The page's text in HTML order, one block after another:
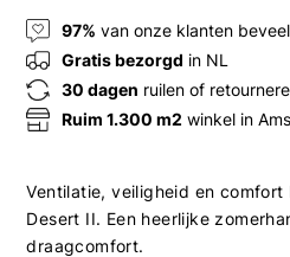
97% van onze klanten
Gratis bezorgd in NL
30 dagen ruilen of
Ruim 1.300 m2 winkel in
Ventilatie, veiligheid en comfort
Desert II. Een heerlijke
draagcomfort.